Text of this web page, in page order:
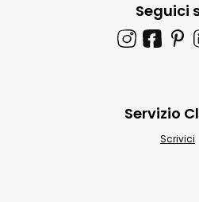
Seguici
Servizio
Scrivici